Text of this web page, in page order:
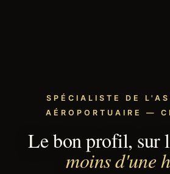
SPÉCIALISTE DE
AÉROPORTUAIRE —
Le bon profil, sur
moins d'une